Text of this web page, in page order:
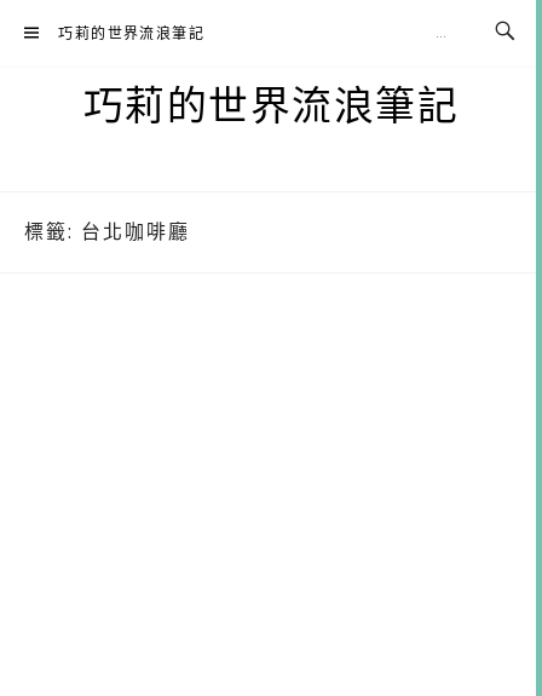
巧莉的世界流浪筆記
巧莉的世界流浪筆記
標籤: 台北咖啡廳